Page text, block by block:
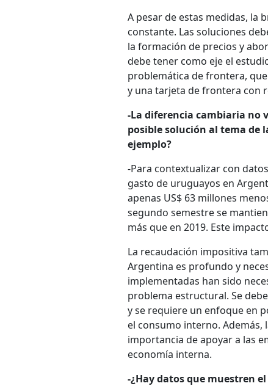
A pesar de estas medidas, la
constante. Las soluciones
la formación de precios y
debe tener como eje el
problemática de frontera,
y una tarjeta de frontera con
-La diferencia cambiaria no
posible solución al tema de
ejemplo?
-Para contextualizar con
gasto de uruguayos en
apenas US$ 63 millones
segundo semestre se
más que en 2019. Este
La recaudación impositiva
Argentina es profundo y
implementadas han sido
problema estructural. Se
y se requiere un enfoque en
el consumo interno.
importancia de apoyar a las
economía interna.
-¿Hay datos que muestren